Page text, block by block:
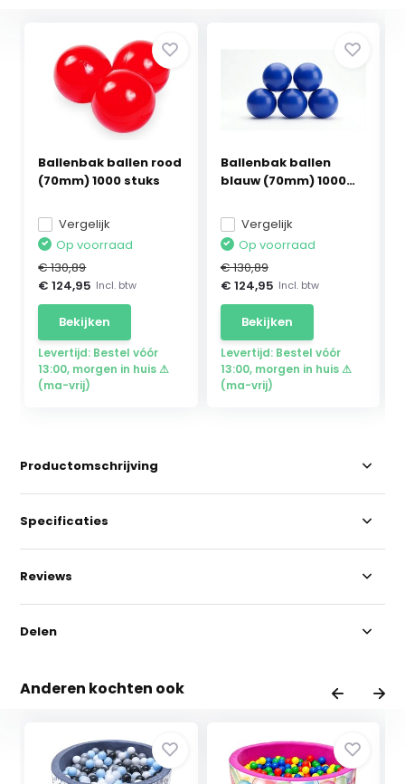
Ballenbak ballen rood
(70mm) 1000 stuks
Vergelijk
Op voorraad
€ 130,89
€ 124,95 Incl. btw
Bekijken
Levertijd: Bestel vóór
13:00, morgen in huis ⚠
(ma-vrij)
Ballenbak ballen
blauw (70mm) 1000
Vergelijk
Op voorraad
€ 130,89
€ 124,95 Incl. btw
Bekijken
Levertijd: Bestel vóór
13:00, morgen in huis ⚠
(ma-vrij)
Productomschrijving
Specificaties
Reviews
Delen
Anderen kochten ook